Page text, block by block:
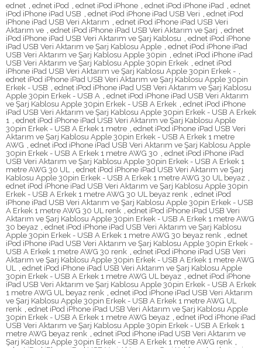
ednet
ednet iPod ednet iPod iPhone ednet iPod iPhone iPad
ednet
iPod iPhone iPad USB
ednet iPod iPhone iPad USB Veri
ednet iPod
iPhone iPad USB Veri Aktarım
ednet iPod iPhone iPad USB Veri
Aktarım ve
ednet iPod iPhone iPad USB Veri Aktarım ve Şarj
ednet
iPod iPhone iPad USB Veri Aktarım ve Şarj Kablosu
ednet iPod iPhone
iPad USB Veri Aktarım ve Şarj Kablosu Apple
ednet iPod iPhone iPad
USB Veri Aktarım ve Şarj Kablosu Apple 30pin
ednet iPod iPhone iPad
USB Veri Aktarım ve Şarj Kablosu Apple 30pin Erkek
ednet iPod
iPhone iPad USB Veri Aktarım ve Şarj Kablosu Apple 30pin Erkek -
ednet iPod iPhone iPad USB Veri Aktarım ve Şarj Kablosu Apple 30pin
Erkek - USB
ednet iPod iPhone iPad USB Veri Aktarım ve Şarj Kablosu
Apple 30pin Erkek - USB A
ednet iPod iPhone iPad USB Veri Aktarım
ve Şarj Kablosu Apple 30pin Erkek - USB A Erkek
ednet iPod iPhone
iPad USB Veri Aktarım ve Şarj Kablosu Apple 30pin Erkek - USB A Erkek
1
ednet iPod iPhone iPad USB Veri Aktarım ve Şarj Kablosu Apple
30pin Erkek - USB A Erkek 1 metre
ednet iPod iPhone iPad USB Veri
Aktarım ve Şarj Kablosu Apple 30pin Erkek - USB A Erkek 1 metre
AWG
ednet iPod iPhone iPad USB Veri Aktarım ve Şarj Kablosu Apple
30pin Erkek - USB A Erkek 1 metre AWG 30
ednet iPod iPhone iPad
USB Veri Aktarım ve Şarj Kablosu Apple 30pin Erkek - USB A Erkek 1
metre AWG 30 UL
ednet iPod iPhone iPad USB Veri Aktarım ve Şarj
Kablosu Apple 30pin Erkek - USB A Erkek 1 metre AWG 30 UL beyaz
ednet iPod iPhone iPad USB Veri Aktarım ve Şarj Kablosu Apple 30pin
Erkek - USB A Erkek 1 metre AWG 30 UL beyaz renk
ednet iPod
iPhone iPad USB Veri Aktarım ve Şarj Kablosu Apple 30pin Erkek - USB
A Erkek 1 metre AWG 30 UL renk
ednet iPod iPhone iPad USB Veri
Aktarım ve Şarj Kablosu Apple 30pin Erkek - USB A Erkek 1 metre AWG
30 beyaz
ednet iPod iPhone iPad USB Veri Aktarım ve Şarj Kablosu
Apple 30pin Erkek - USB A Erkek 1 metre AWG 30 beyaz renk
ednet
iPod iPhone iPad USB Veri Aktarım ve Şarj Kablosu Apple 30pin Erkek -
USB A Erkek 1 metre AWG 30 renk
ednet iPod iPhone iPad USB Veri
Aktarım ve Şarj Kablosu Apple 30pin Erkek - USB A Erkek 1 metre AWG
UL
ednet iPod iPhone iPad USB Veri Aktarım ve Şarj Kablosu Apple
30pin Erkek - USB A Erkek 1 metre AWG UL beyaz
ednet iPod iPhone
iPad USB Veri Aktarım ve Şarj Kablosu Apple 30pin Erkek - USB A Erkek
1 metre AWG UL beyaz renk
ednet iPod iPhone iPad USB Veri Aktarım
ve Şarj Kablosu Apple 30pin Erkek - USB A Erkek 1 metre AWG UL
renk
ednet iPod iPhone iPad USB Veri Aktarım ve Şarj Kablosu Apple
30pin Erkek - USB A Erkek 1 metre AWG beyaz
ednet iPod iPhone iPad
USB Veri Aktarım ve Şarj Kablosu Apple 30pin Erkek - USB A Erkek 1
metre AWG beyaz renk
ednet iPod iPhone iPad USB Veri Aktarım ve
Şarj Kablosu Apple 30pin Erkek - USB A Erkek 1 metre AWG renk